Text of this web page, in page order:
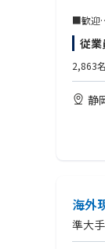
７か国
■歓迎
・英語
・海外
・英文
従業
2,863名
静
海外
準大